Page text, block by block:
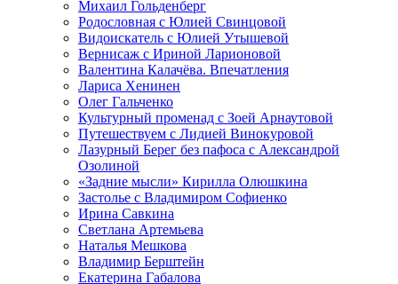
Михаил Гольденберг
Родословная с Юлией Свинцовой
Видоискатель с Юлией Утышевой
Вернисаж с Ириной Ларионовой
Валентина Калачёва. Впечатления
Лариса Хенинен
Олег Гальченко
Культурный променад с Зоей Арнаутовой
Путешествуем с Лидией Винокуровой
Лазурный Берег без пафоса с Александрой
Озолиной
«Задние мысли» Кирилла Олюшкина
Застолье с Владимиром Софиенко
Ирина Савкина
Светлана Артемьева
Наталья Мешкова
Владимир Берштейн
Екатерина Габалова